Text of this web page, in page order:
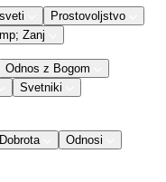
Prostovoljstvo
Zanj
Odnos z Bogom
Svetniki
Dobrota
Odnosi